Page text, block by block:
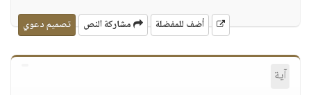
أضف للمفضلة مشاركة النص تصميم دعوي
آية